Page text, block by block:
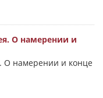
О намерении и
О намерении и конце